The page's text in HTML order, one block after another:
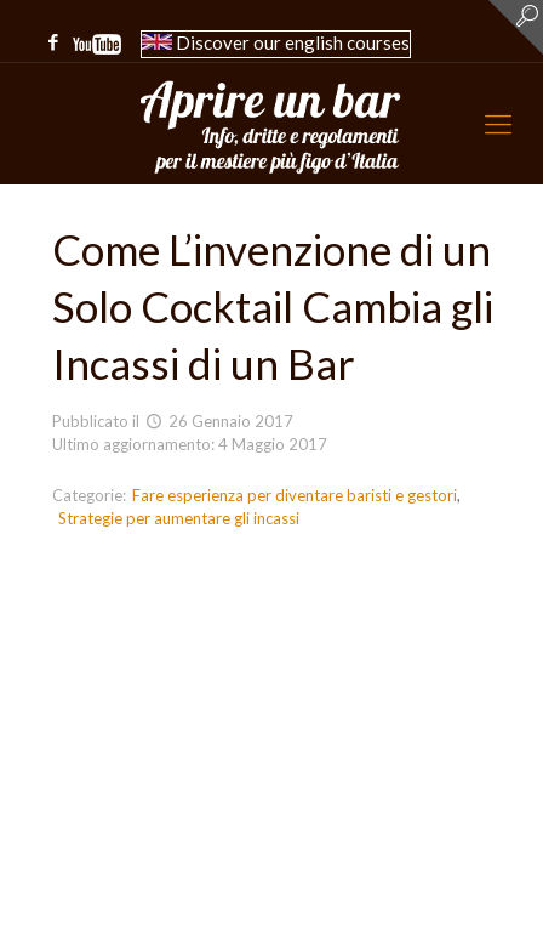
Discover our english courses
Come L’invenzione di un
Solo Cocktail Cambia gli
Incassi di un Bar
Pubblicato il
26 Gennaio 2017
Ultimo aggiornamento: 4 Maggio 2017
Categorie: Fare esperienza per diventare baristi e gestori
Strategie per aumentare gli incassi